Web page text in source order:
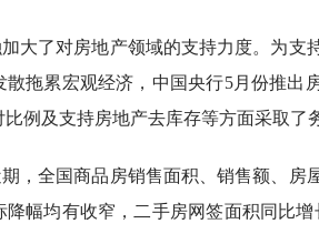
大了对房地产领域的支持力度。为支
散拖累宏观经济，中国央行5月份推出
例及支持房地产去库存等方面采取了
，全国商品房销售面积、销售额、房
降幅均有收窄，二手房网签面积同比